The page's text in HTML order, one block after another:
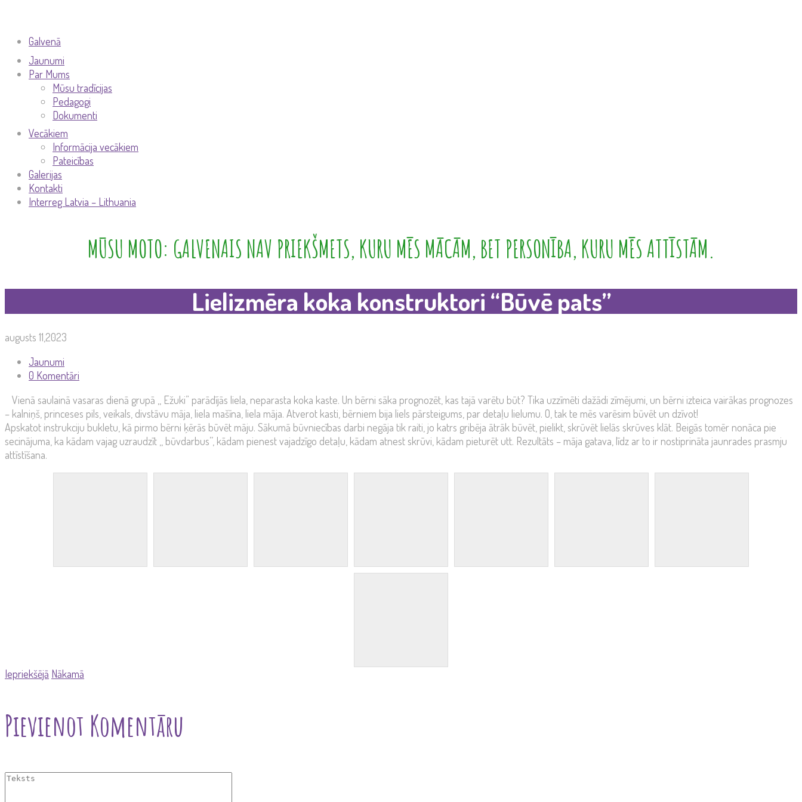
Galvenā
Jaunumi
Par Mums
Mūsu tradīcijas
Pedagogi
Dokumenti
Vecākiem
Informācija vecākiem
Pateicības
Galerijas
Kontakti
Interreg Latvia – Lithuania
MŪSU MOTO: GALVENAIS NAV PRIEKŠMETS, KURU MĒS MĀCĀM, BET PERSONĪBA, KURU MĒS ATTĪSTĀM.
Lielizmēra koka konstruktori “Būvē pats”
augusts 11,2023
Jaunumi
0 Komentāri
Vienā saulainā vasaras dienā grupā ,, Ežuki” parādījās liela, neparasta koka kaste. Un bērni sāka prognozēt, kas tajā varētu būt? Tika uzzīmēti dažādi zīmējumi, un bērni izteica vairākas prognozes
– kalniņš, princeses pils, veikals, divstāvu māja, liela mašīna, liela māja. Atverot kasti, bērniem bija liels pārsteigums, par detaļu lielumu. O, tak te mēs varēsim būvēt un dzīvot!
Apskatot instrukciju bukletu, kā pirmo bērni ķērās būvēt māju. Sākumā būvniecības darbi negāja tik raiti, jo katrs gribēja ātrāk būvēt, pielikt, skrūvēt lielās skrūves klāt. Beigās tomēr nonāca pie
secinājuma, ka kādam vajag uzraudzīt ,, būvdarbus’’, kādam pienest vajadzīgo detaļu, kādam atnest skrūvi, kādam pieturēt utt. Rezultāts – māja gatava, līdz ar to ir nostiprināta jaunrades prasmju
attīstīšana.
Iepriekšējā Nākamā
Pievienot Komentāru